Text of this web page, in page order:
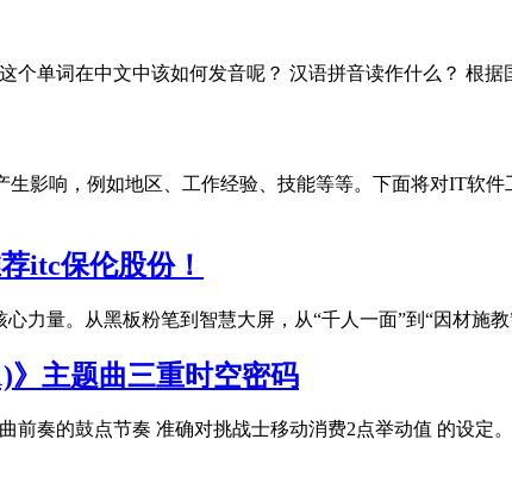
个单词在中文中该如何发音呢？ 汉语拼音读作什么？ 根据
影响，例如地区、工作经验、技能等等。下面将对IT软
itc保伦股份！
力量。从黑板粉笔到智慧大屏，从“千人一面”到“因材施
》主题曲三重时空密码
奏的鼓点节奏 准确对挑战士移动消费2点举动值 的设定